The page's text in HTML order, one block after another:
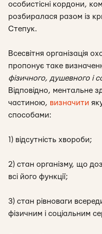
особистісні кордони,
розбиралася разом із
Степук.
Всесвітня організація
пропонує таке
фізичного, душевного і
Відповідно, ментальне
частиною, визначити
способами:
1) відсутність хвороби;
2) стан організму, що
всі його функції;
3) стан рівноваги
фізичним і соціальним